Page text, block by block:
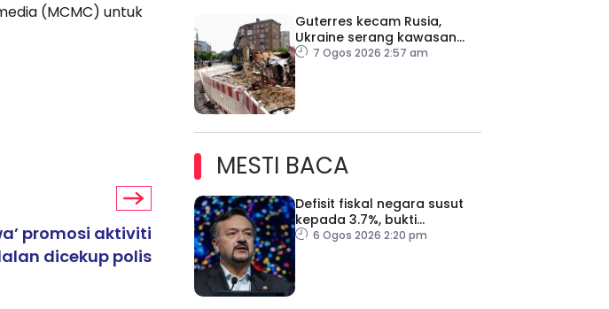
(MCMC) untuk
promosi aktiviti
dicekup polis
Guterres kecam Rusia,
Ukraine serang kawasan
awam7 Ogos 2026 2:57 am
MESTI BACA
Defisit fiskal negara susut
kepada 3.7%, bukti
keyakinan pelabur masih
6 Ogos 2026 2:20 pm